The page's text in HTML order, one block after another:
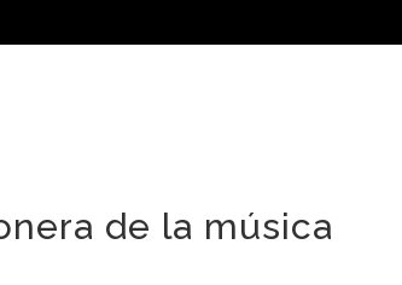
de la música